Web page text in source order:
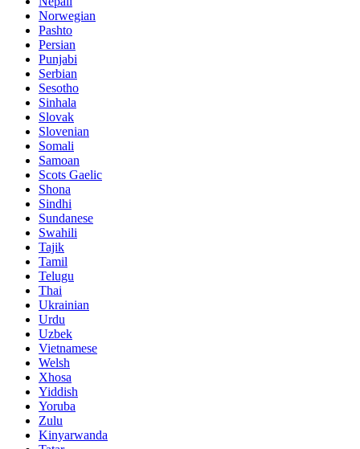
Norwegian
Pashto
Persian
Punjabi
Serbian
Sesotho
Sinhala
Slovak
Slovenian
Somali
Samoan
Scots Gaelic
Shona
Sindhi
Sundanese
Swahili
Tajik
Tamil
Telugu
Thai
Ukrainian
Urdu
Uzbek
Vietnamese
Welsh
Xhosa
Yiddish
Yoruba
Zulu
Kinyarwanda